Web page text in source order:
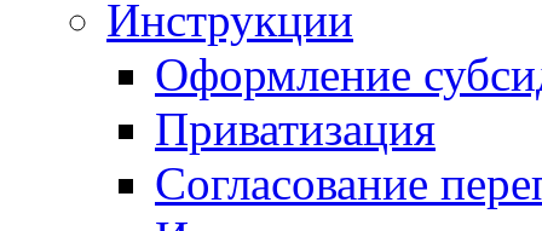
Инструкции
Оформление
Приватизация
Согласование